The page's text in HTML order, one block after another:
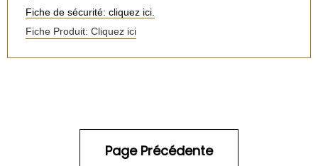
Fiche de sécurité: cliquez ici.
Fiche Produit: Cliquez ici